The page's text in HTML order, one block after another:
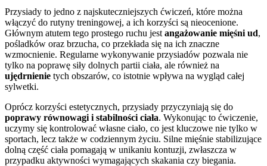
Przysiady to jedno z najskuteczniejszych ćwiczeń, które można
włączyć do rutyny treningowej, a ich korzyści są nieocenione.
Głównym atutem tego prostego ruchu jest angażowanie mięśni ud,
pośladków oraz brzucha, co przekłada się na ich znaczne
wzmocnienie. Regularne wykonywanie przysiadów pozwala nie
tylko na poprawę siły dolnych partii ciała, ale również na
ujędrnienie tych obszarów, co istotnie wpływa na wygląd całej
sylwetki.
Oprócz korzyści estetycznych, przysiady przyczyniają się do
poprawy równowagi i stabilności ciała. Wykonując to ćwiczenie,
uczymy się kontrolować własne ciało, co jest kluczowe nie tylko w
sportach, lecz także w codziennym życiu. Silne mięśnie stabilizujące
dolną część ciała pomagają w unikaniu kontuzji, zwłaszcza w
przypadku aktywności wymagających skakania czy biegania.